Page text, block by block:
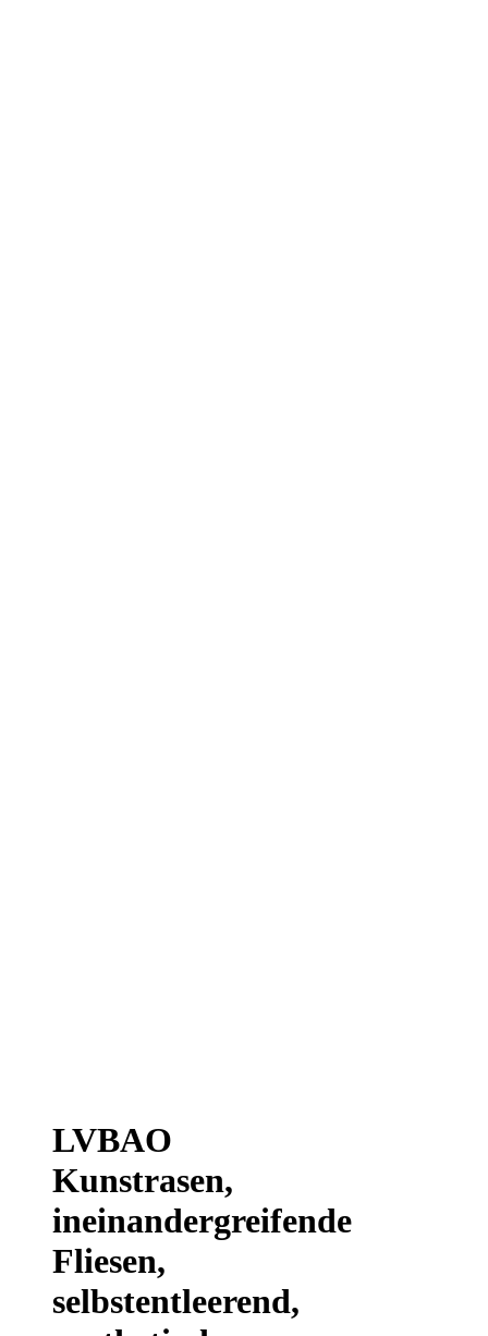
LVBAO
Kunstrasen,
ineinandergreifende
Fliesen,
selbstentleerend,